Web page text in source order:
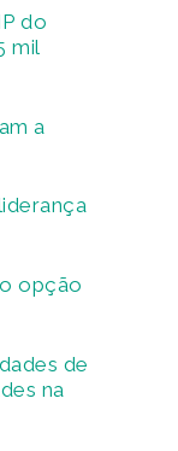
do
mil
a
opção
de
na